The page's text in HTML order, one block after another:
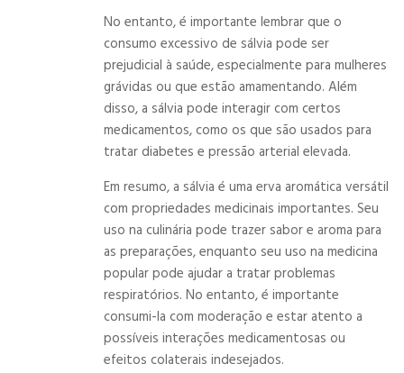
No entanto, é importante lembrar que o
consumo excessivo de sálvia pode ser
prejudicial à saúde, especialmente para mulheres
grávidas ou que estão amamentando. Além
disso, a sálvia pode interagir com certos
medicamentos, como os que são usados para
tratar diabetes e pressão arterial elevada.
Em resumo, a sálvia é uma erva aromática versátil
com propriedades medicinais importantes. Seu
uso na culinária pode trazer sabor e aroma para
as preparações, enquanto seu uso na medicina
popular pode ajudar a tratar problemas
respiratórios. No entanto, é importante
consumi-la com moderação e estar atento a
possíveis interações medicamentosas ou
efeitos colaterais indesejados.